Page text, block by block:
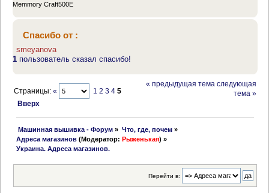
Memmory Craft500E
Спасибо от :
smeyanova
1 пользователь сказал спасибо!
Страницы:« 1 2 3 4 5
Вверх
« предыдущая тема следующая
тема »
Машинная вышивка - Форум » Что, где, почем»
Адреса магазинов (Модератор:Рыженькая) »
Украина. Адреса магазинов.
Перейти в: